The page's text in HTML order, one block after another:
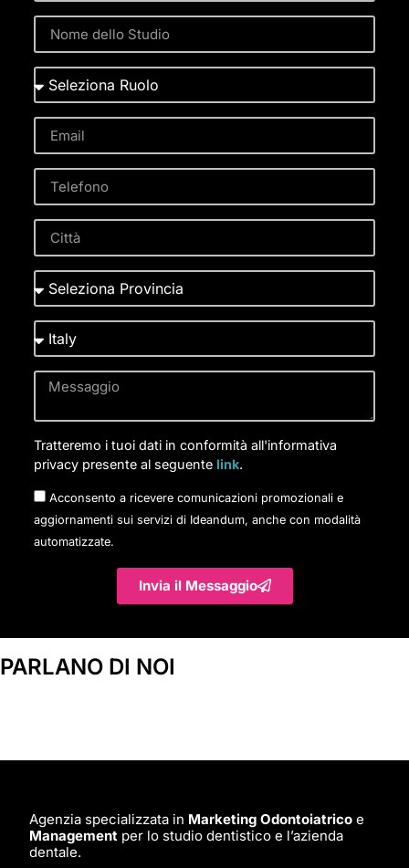
Tratteremo i tuoi dati in conformità all'informativa
privacy presente al seguente link.
Acconsento a ricevere comunicazioni promozionali e
aggiornamenti sui servizi di Ideandum, anche con modalità
automatizzate.
Invia il Messaggio
PARLANO DI NOI
Agenzia specializzata in Marketing Odontoiatrico e
Management per lo studio dentistico e l’azienda
dentale.